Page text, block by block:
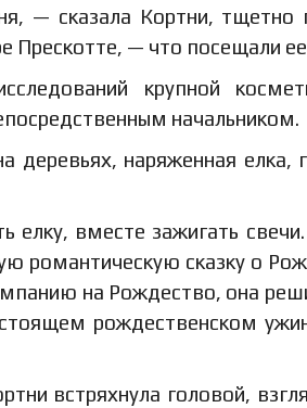
— сказала Кортни, тщетно
Прескотте, — что посещали
крупной
начальником.
деревьях, наряженная елка,
вместе зажигать
романтическую сказку о
на Рождество, она
рождественском
встряхнула головой,